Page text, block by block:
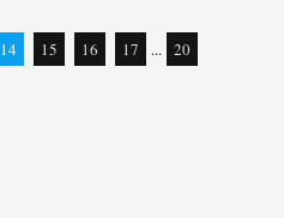
14 15 16 17 ... 20